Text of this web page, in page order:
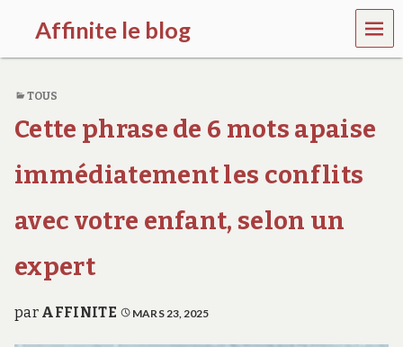
Affinite le blog
e
p
l
u
s
i
MEN
U
TOUS
Cette phrase de 6 mots apaise
immédiatement les conflits
avec votre enfant, selon un
expert
par AFFINITE MARS 23, 2025